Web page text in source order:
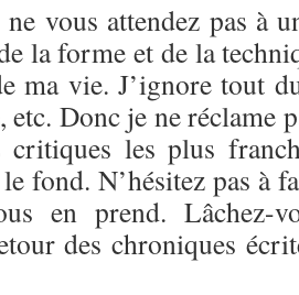
vous attendez pas à
la forme et de la
ma vie. J’ignore tout
etc. Donc je ne réclame
critiques les plus
fond. N’hésitez pas à
en prend. Lâchez-
des chroniques